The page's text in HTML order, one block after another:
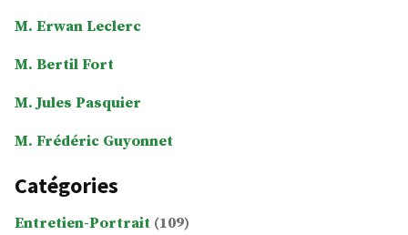
M. Erwan Leclerc
M. Bertil Fort
M. Jules Pasquier
M. Frédéric Guyonnet
Catégories
Entretien-Portrait (109)